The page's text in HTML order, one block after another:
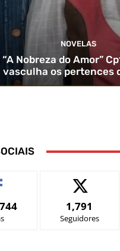
NOVELAS
Nobreza do Amor”
vasculha os pertences
1,791
Seguidores